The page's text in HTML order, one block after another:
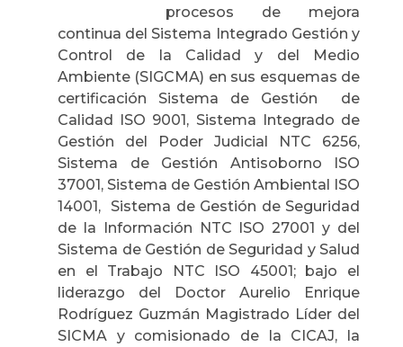
procesos de mejora
continua del Sistema Integrado Gestión y
Control de la Calidad y del Medio
Ambiente (SIGCMA) en sus esquemas de
certificación Sistema de Gestión de
Calidad ISO 9001, Sistema Integrado de
Gestión del Poder Judicial NTC 6256,
Sistema de Gestión Antisoborno ISO
37001, Sistema de Gestión Ambiental ISO
14001, Sistema de Gestión de Seguridad
de la Información NTC ISO 27001 y del
Sistema de Gestión de Seguridad y Salud
en el Trabajo NTC ISO 45001; bajo el
liderazgo del Doctor Aurelio Enrique
Rodríguez Guzmán Magistrado Líder del
SICMA y comisionado de la CICAJ, la